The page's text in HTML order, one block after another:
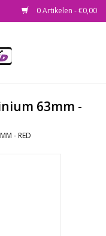
0 Artikelen - €0,00
63mm -
- RED